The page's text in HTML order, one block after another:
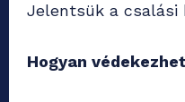
Jelentsük a csalási
Hogyan